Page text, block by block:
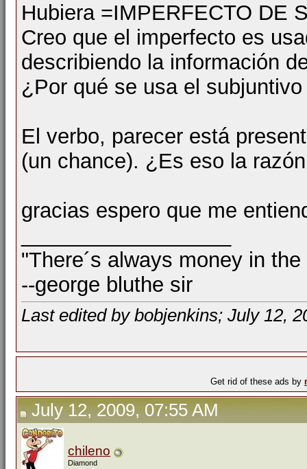
Hubiera =IMPERFECTO DE
Creo que el imperfecto es
describiendo la información
¿Por qué se usa el
El verbo, parecer está
(un chance). ¿Es eso la
gracias espero que me
"There´s always money in
--george bluthe sir
Last edited by bobjenkins; July 12,
Get rid of these ads by
July 12, 2009, 07:55 AM
chileno
Diamond